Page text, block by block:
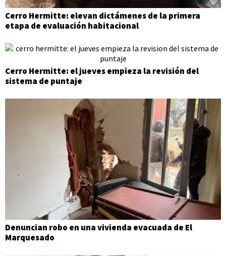
Cerro Hermitte: elevan dictámenes de la primera
etapa de evaluación habitacional
Cerro Hermitte: el jueves empieza la revisión del
sistema de puntaje
Denuncian robo en una vivienda evacuada de El
Marquesado